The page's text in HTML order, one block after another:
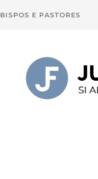
BISPOS E PASTORES